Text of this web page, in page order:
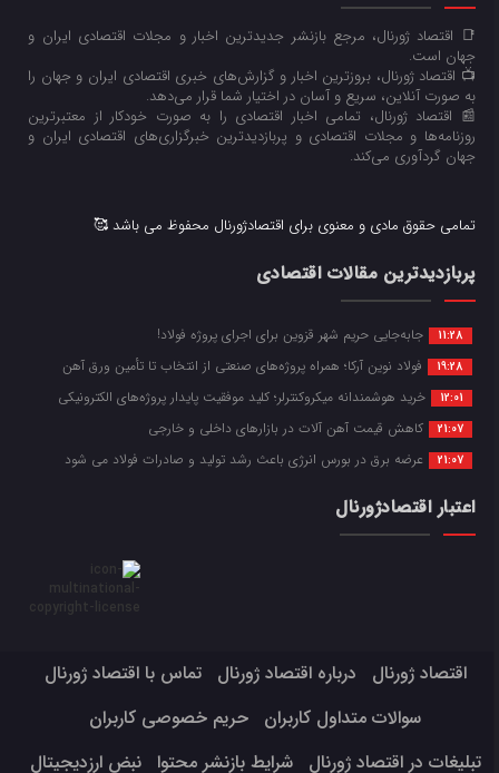
📑 اقتصاد ژورنال، مرجع بازنشر جدیدترین اخبار و مجلات اقتصادی ایران و
جهان است.
📺 اقتصاد ژورنال، بروزترین اخبار و گزارش‌های خبری اقتصادی ایران و جهان را
به صورت آنلاین، سریع و آسان در اختیار شما قرار می‌‌دهد.
📰 اقتصاد ژورنال، تمامی اخبار اقتصادی را به صورت خودکار از معتبرترین
روزنامه‌ها و مجلات اقتصادی و پربازدیدترین خبرگزاری‌های اقتصادی ایران و
جهان گردآوری می‌کند.
تمامی حقوق مادی و معنوی برای اقتصادژورنال محفوظ می باشد 🥰
پربازدیدترین مقالات اقتصادی
11:28 جابه‌جایی حریم شهر قزوین برای اجرای پروژه فولاد!
19:28 فولاد نوین آرکا؛ همراه پروژه‌های صنعتی از انتخاب تا تأمین ورق آهن
12:01 خرید هوشمندانه میکروکنترلر؛ کلید موفقیت پایدار پروژه‌های الکترونیکی
21:07 کاهش قیمت آهن آلات در بازارهای داخلی و خارجی
21:07 عرضه برق در بورس انرژی باعث رشد تولید و صادرات فولاد می شود
اعتبار اقتصادژورنال
اقتصاد ژورنال درباره اقتصاد ژورنال
تماس با اقتصاد ژورنال
سوالات متداول کاربران
حریم خصوصی کاربران
تبلیغات در اقتصاد ژورنال
شرایط بازنشر محتوا نبض ارزدیجیتال